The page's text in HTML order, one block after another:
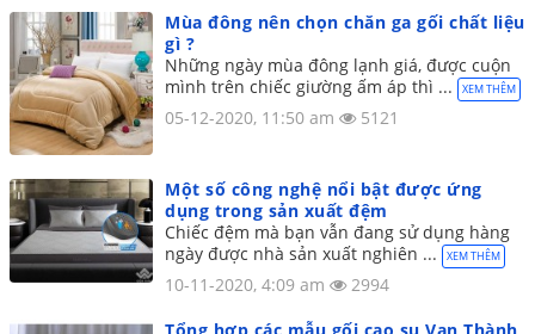
Mùa đông nên chọn chăn ga gối chất liệu
gì ?
Những ngày mùa đông lạnh giá, được cuộn
mình trên chiếc giường ấm áp thì ...
XEM THÊM
05-12-2020, 11:50 am 5121
Một số công nghệ nổi bật được ứng
dụng trong sản xuất đệm
Chiếc đệm mà bạn vẫn đang sử dụng hàng
ngày được nhà sản xuất nghiên ...
XEM THÊM
10-11-2020, 4:09 am
2994